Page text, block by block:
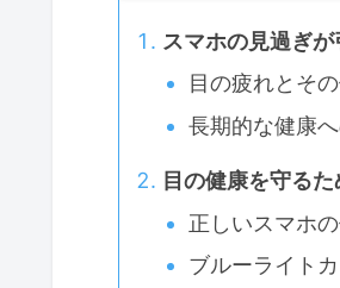
スマホの見過ぎ
目の疲れとそ
長期的な健康
目の健康を守る
正しいスマホ
ブルーライト